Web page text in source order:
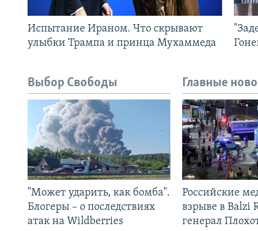
Испытание Ираном. Что скрывают
улыбки Трампа и принца Мухаммеда
Выбор Свободы
"Может ударить, как бомба".
Блогеры – о последствиях
атак на Wildberries
Главные
Российские
взрыве в Balzi
генерал